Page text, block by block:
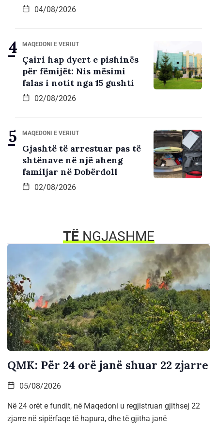
04/08/2026
MAQEDONI E VERIUT
Çairi hap dyert e pishinës
për fëmijët: Nis mësimi
falas i notit nga 15 gushti
02/08/2026
MAQEDONI E VERIUT
Gjashtë të arrestuar pas të
shtënave në një aheng
familjar në Dobërdoll
02/08/2026
TËNGJASHME
QMK: Për 24 orë janë shuar 22 zjarre
05/08/2026
Në 24 orët e fundit, në Maqedoni u regjistruan gjithsej 22
zjarre në sipërfaqe të hapura, dhe të gjitha janë